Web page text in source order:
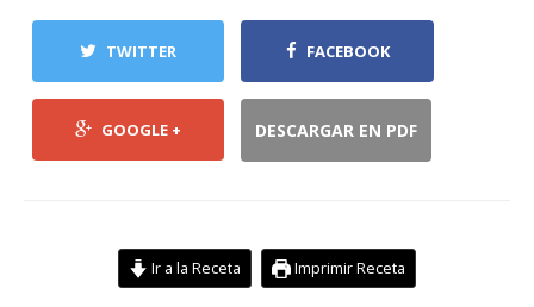
TWITTER FACEBOOK
GOOGLE + DESCARGAR EN PDF
Ir a la Receta Imprimir Receta